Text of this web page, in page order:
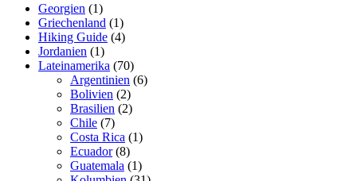
Georgien (1)
Griechenland (1)
Hiking Guide (4)
Jordanien (1)
Lateinamerika (70)
Argentinien (6)
Bolivien (2)
Brasilien (2)
Chile (7)
Costa Rica (1)
Ecuador (8)
Guatemala (1)